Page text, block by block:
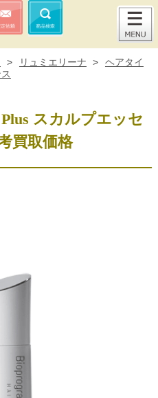
> リュミエリーナ >
ヘアタイ
スカルプエッセ
買取価格